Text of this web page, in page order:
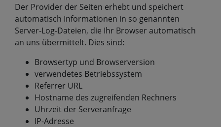
Der Provider der Seiten erhebt und speichert
automatisch Informationen in so genannten
Server-Log-Dateien, die Ihr Browser automatisch
an uns übermittelt. Dies sind:
Browsertyp und Browserversion
verwendetes Betriebssystem
Referrer URL
Hostname des zugreifenden Rechners
Uhrzeit der Serveranfrage
IP-Adresse